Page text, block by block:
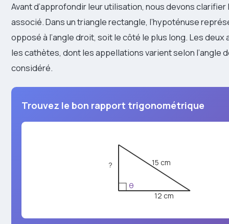
Avant d’approfondir leur utilisation, nous devons
associé. Dans un triangle rectangle, l’hypoténuse
opposé à l’angle droit, soit le côté le plus long. Les
les cathètes, dont les appellations varient selon l’angle
considéré.
Trouvez le bon rapport trigonométrique
12 cm
? 15 cm
θ